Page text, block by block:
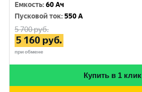
Емкость:60 Ач
Пусковой ток:550 A
5 700руб.
5 160 руб.
при обмене
Купить в 1 клик